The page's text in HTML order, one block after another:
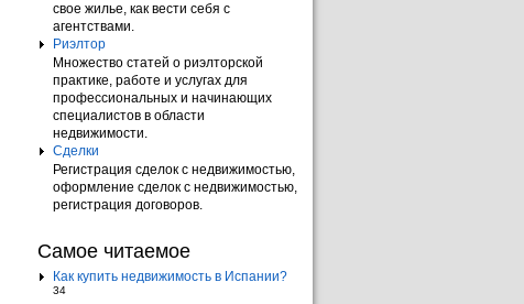
свое жилье, как вести себя с
агентствами.
Риэлтор
Множество статей о риэлторской
практике, работе и услугах для
профессиональных и начинающих
специалистов в области
недвижимости.
Сделки
Регистрация сделок с недвижимостью,
оформление сделок с недвижимостью,
регистрация договоров.
Самое читаемое
Как купить недвижимость в Испании?
34